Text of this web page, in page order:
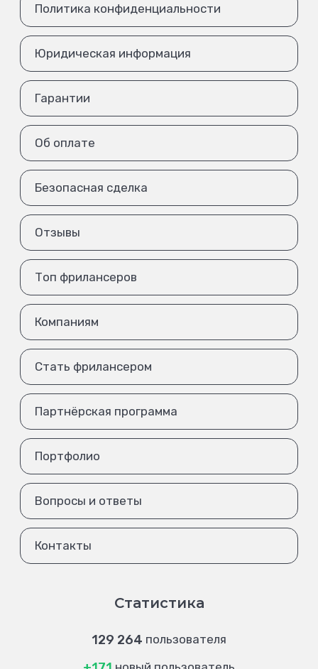
Политика конфиденциальности
Юридическая информация
Гарантии
Об оплате
Безопасная сделка
Отзывы
Топ фрилансеров
Компаниям
Стать фрилансером
Партнёрская программа
Портфолио
Вопросы и ответы
Контакты
Статистика
129 264 пользователя